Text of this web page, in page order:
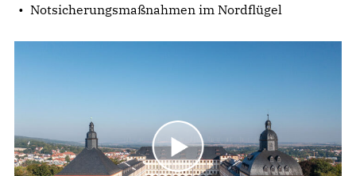
Notsicherungsmaßnahmen im Nordflügel